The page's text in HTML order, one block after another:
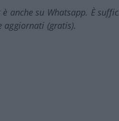
anche su Whatsapp. È
aggiornati (gratis).